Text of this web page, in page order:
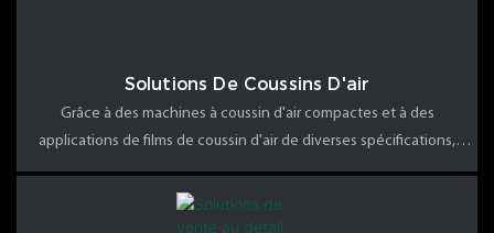
Solutions De Coussins D'air
Grâce à des machines à coussin d'air compactes et à des
applications de films de coussin d'air de diverses spécifications,
divers besoins en matière de protection des transports peuvent être
satisfaits, facilement intégrés dans les processus existants et des
films et des matériaux d'économie d'économie et d'économie de